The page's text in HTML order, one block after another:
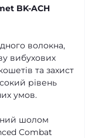
BK-ACH
волокна,
вибухових
та захист
рівень
умов.
шолом
Combat